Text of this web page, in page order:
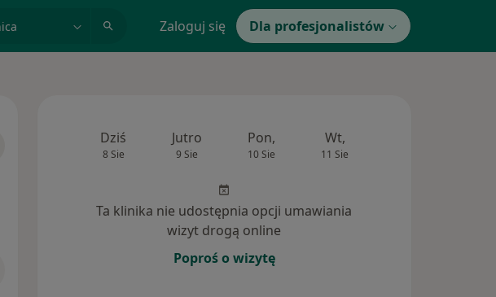
Zaloguj się Dla profesjonalistów
Dziś
8 Sie
Jutro
9 Sie
Pon,
10 Sie
Wt,
11 Sie
Ta klinika nie udostępnia opcji umawiania
wizyt drogą online
Poproś o wizytę